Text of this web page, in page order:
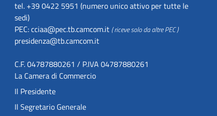
tel. +39 0422 5951 (numero unico attivo per tutte le
sedi)
PEC:cciaa@pec.tb.camcom.it ( riceve solo da altre PEC )
presidenza@tb.camcom.it
C.F. 04787880261 / P.IVA 04787880261
La Camera di Commercio
Il Presidente
Il Segretario Generale